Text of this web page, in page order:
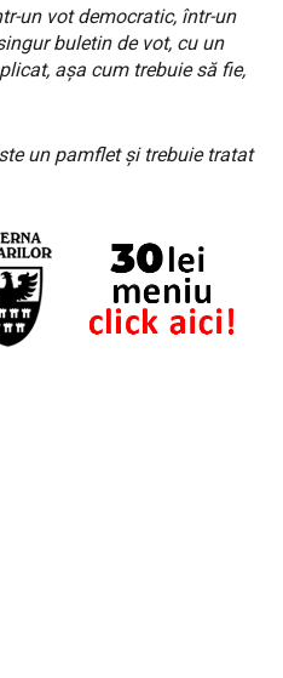
un vot democratic, într-un
buletin de vot, cu un
așa cum trebuie să fie,
un pamflet și trebuie tratat